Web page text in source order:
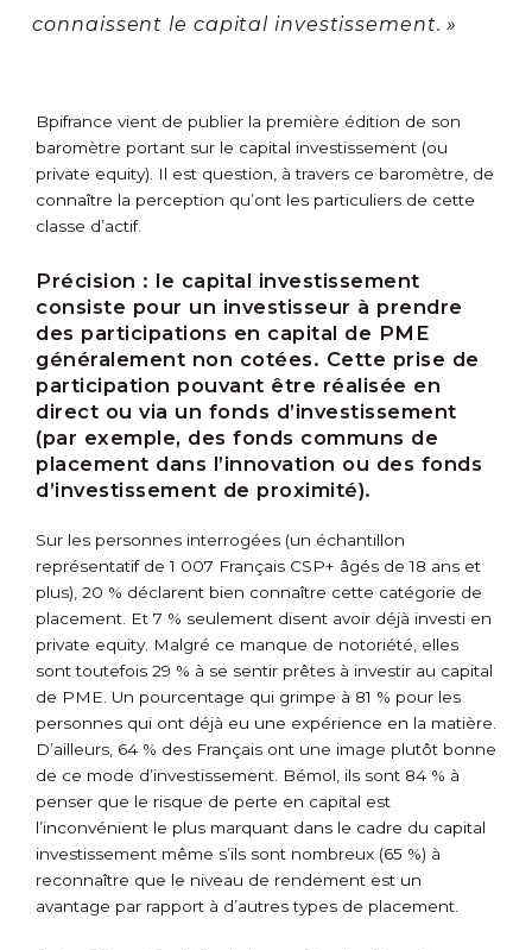
connaissent le capital investissement. »
Bpifrance vient de publier la première édition de son
baromètre portant sur le capital investissement (ou
private equity). Il est question, à travers ce baromètre, de
connaître la perception qu’ont les particuliers de cette
classe d’actif.
Précision : le capital investissement
consiste pour un investisseur à prendre
des participations en capital de PME
généralement non cotées. Cette prise de
participation pouvant être réalisée en
direct ou via un fonds d’investissement
(par exemple, des fonds communs de
placement dans l’innovation ou des fonds
d’investissement de proximité).
Sur les personnes interrogées (un échantillon
représentatif de 1 007 Français CSP+ âgés de 18 ans et
plus), 20 % déclarent bien connaître cette catégorie de
placement. Et 7 % seulement disent avoir déjà investi en
private equity. Malgré ce manque de notoriété, elles
sont toutefois 29 % à se sentir prêtes à investir au capital
de PME. Un pourcentage qui grimpe à 81 % pour les
personnes qui ont déjà eu une expérience en la matière.
D’ailleurs, 64 % des Français ont une image plutôt bonne
de ce mode d’investissement. Bémol, ils sont 84 % à
penser que le risque de perte en capital est
l’inconvénient le plus marquant dans le cadre du capital
investissement même s’ils sont nombreux (65 %) à
reconnaître que le niveau de rendement est un
avantage par rapport à d’autres types de placement.